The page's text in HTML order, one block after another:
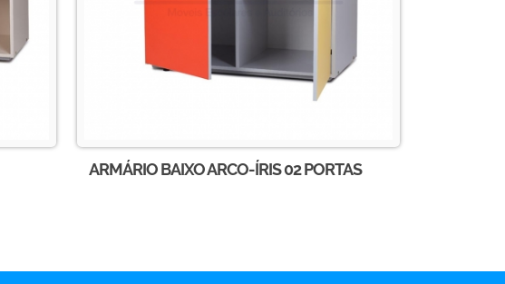
ARMÁRIO BAIXO ARCO-ÍRIS 02 PORTAS